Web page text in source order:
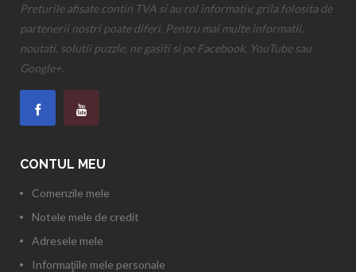
Preturile afisate contin TVA si au rol informativ, grila folosita de
partenerii nostri poate diferi. Pentru mai multe informatii,
noutati, solutii puzzle, ne gasiti si pe Facebook, YouTube sau
Google+.
CONTUL MEU
Comenzile mele
Notele mele de credit
Adresele mele
Informaţiile mele personale